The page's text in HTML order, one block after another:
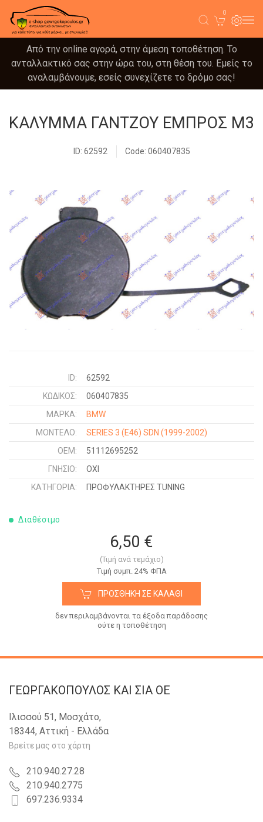
0
Από την online αγορά, στην άμεση τοποθέτηση. Το
ανταλλακτικό σας στην ώρα του, στη θέση του. Εμείς το
αναλαμβάνουμε, εσείς συνεχίζετε το δρόμο σας!
ΚΑΛΥΜΜΑ ΓΑΝΤΖΟΥ ΕΜΠΡΟΣ Μ3
ID: 62592 Code: 060407835
ID:
62592
ΚΩΔΙΚΌΣ:
060407835
ΜΑΡΚΑ:
BMW
ΜΟΝΤΕΛΟ:
SERIES 3 (E46) SDN (1999-2002)
OEM:
51112695252
ΓΝΉΣΙΟ:
ΟΧΙ
ΚΑΤΗΓΟΡΊΑ:
ΠΡΟΦΥΛΑΚΤΗΡΕΣ TUNING
Διαθέσιμο
6,50 €
(Τιμή ανά τεμάχιο)
Tιμή συμπ. 24% ΦΠΑ
ΠΡΟΣΘΉΚΗ ΣΕ ΚΑΛΆΘΙ
δεν περιλαμβάνονται τα έξοδα παράδοσης
ούτε η τοποθέτηση
ΓΕΩΡΓΑΚΟΠΟΥΛΟΣ KAI ΣΙΑ OE
Ιλισσού 51, Μοσχάτο,
18344, Αττική - Ελλάδα
Βρείτε μας στο χάρτη
210.940.27.28
210.940.2775
697.236.9334